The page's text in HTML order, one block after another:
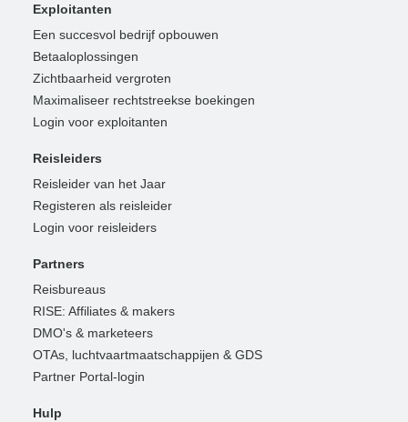
Exploitanten
Een succesvol bedrijf opbouwen
Betaaloplossingen
Zichtbaarheid vergroten
Maximaliseer rechtstreekse boekingen
Login voor exploitanten
Reisleiders
Reisleider van het Jaar
Registeren als reisleider
Login voor reisleiders
Partners
Reisbureaus
RISE: Affiliates & makers
DMO's & marketeers
OTAs, luchtvaartmaatschappijen & GDS
Partner Portal-login
Hulp